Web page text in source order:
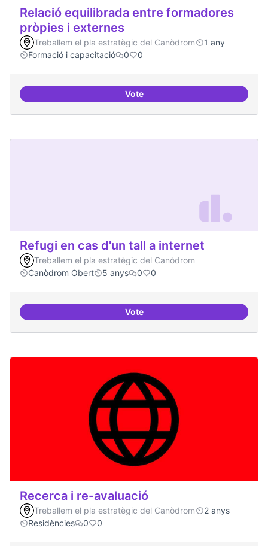
Relació equilibrada entre formadores
pròpies i externes
Treballem el pla estratègic del Canòdrom
1 any
Formació i capacitació
0 0
VoteRelació equilibrada entre
Refugi en cas d'un tall a internet
Treballem el pla estratègic del Canòdrom
Canòdrom Obert
5 anys 0 0
VoteRefugi en cas d'un tall a internet
Recerca i re-avaluació
Treballem el pla estratègic del Canòdrom
2 anys
Residències
0 0